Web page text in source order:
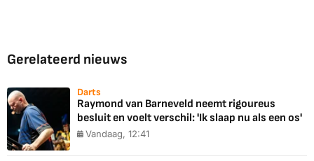
Gerelateerd nieuws
Darts
Raymond van Barneveld neemt rigoureus
besluit en voelt verschil: 'Ik slaap nu als een os'
Vandaag, 12:41